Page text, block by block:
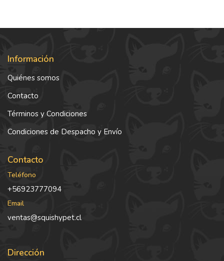
Información
Quiénes somos
Contacto
Términos y Condiciones
Condiciones de Despacho y Envío
Contacto
Teléfono
+56923777094
Email
ventas@squishypet.cl
Dirección